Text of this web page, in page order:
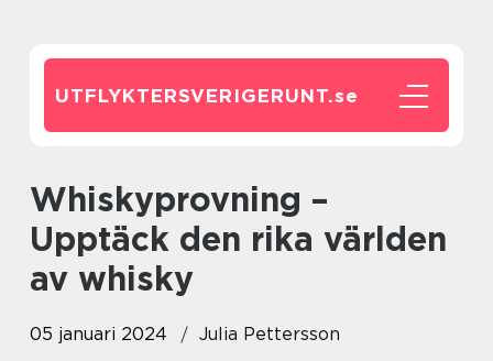
UTFLYKTERSVERIGERUNT.se
Whiskyprovning –
Upptäck den rika världen
av whisky
05 januari 2024
Julia Pettersson